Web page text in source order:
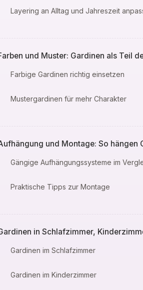
Layering an Alltag und Jahreszeit
und Muster: Gardinen als Teil
Farbige Gardinen richtig einsetzen
Mustergardinen für mehr Charakter
und Montage: So hängen
Gängige Aufhängungssysteme im
Praktische Tipps zur Montage
in Schlafzimmer,
Gardinen im Schlafzimmer
Gardinen im Kinderzimmer